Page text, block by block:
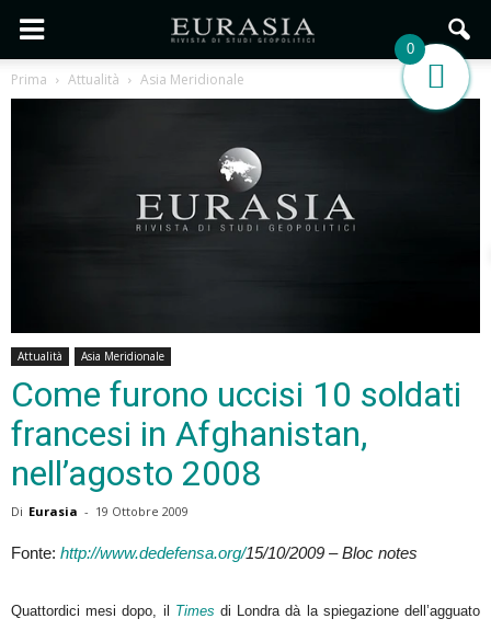
Prima Attualità Asia Meridionale
Attualità Asia Meridionale
Come furono uccisi 10 soldati
francesi in Afghanistan,
nell’agosto 2008
Di Eurasia - 19 Ottobre 2009
Fonte: http://www.dedefensa.org/15/10/2009 – Bloc notes
Quattordici mesi dopo, il Times di Londra dà la spiegazione dell’agguato
0